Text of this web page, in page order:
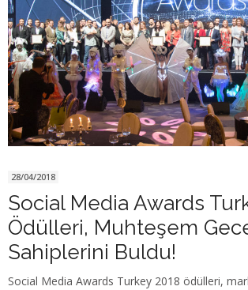
28/04/2018
Social Media Awards
Ödülleri, Muhteşem
Sahiplerini Buldu!
Social Media Awards Turkey 2018 ödülleri,